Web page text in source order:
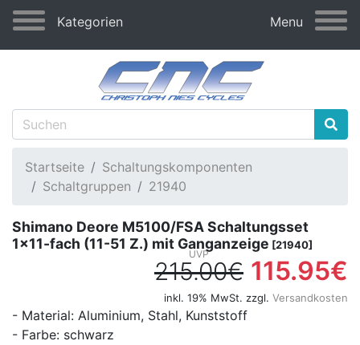
Kategorien Menu
Startseite
Schaltungskomponenten
Schaltgruppen
21940
Shimano Deore M5100/FSA Schaltungsset
1x11-fach (11-51 Z.) mit Ganganzeige [21940]
215.00€ 115.95€
inkl. 19% MwSt. zzgl. Versandkosten
- Material: Aluminium, Stahl, Kunststoff
- Farbe: schwarz